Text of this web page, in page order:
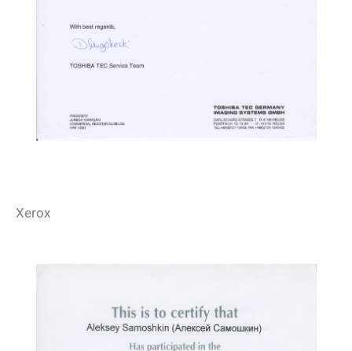
Xerox